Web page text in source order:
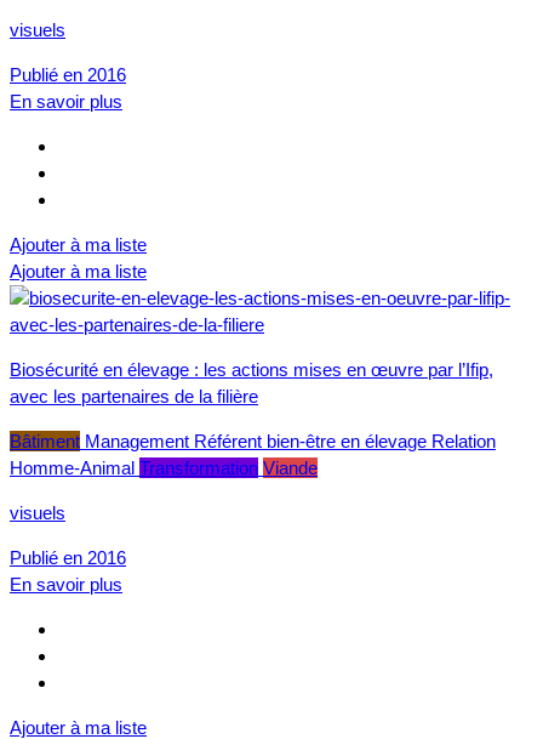
visuels
Publié en 2016
En savoir plus
Ajouter à ma liste
Ajouter à ma liste
Biosécurité en élevage : les actions mises en œuvre par l’Ifip,
avec les partenaires de la filière
Bâtiment Management Référent bien-être en élevage Relation
Homme-Animal Transformation Viande
visuels
Publié en 2016
En savoir plus
Ajouter à ma liste